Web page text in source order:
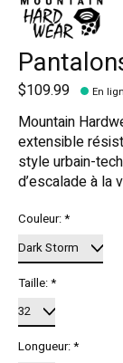
$109.99 En
Mountain
extensible
style urbain-
d’escalade à la
Couleur:*
Taille:*
Longueur:*